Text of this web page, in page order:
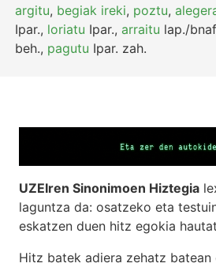
argitu, begiak ireki, poztu,
Ipar., loriatu Ipar.,arraitu lap./
beh., pagutu Ipar. zah.
UZEIren Sinonimoen Hiztegia
laguntza da: osatzeko eta
eskatzen duen hitz egokia
Hitz batek adiera zehatz batean